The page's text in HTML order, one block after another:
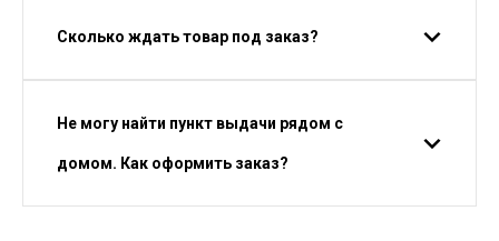
Сколько ждать товар под заказ?
Не могу найти пункт выдачи рядом с
домом. Как оформить заказ?